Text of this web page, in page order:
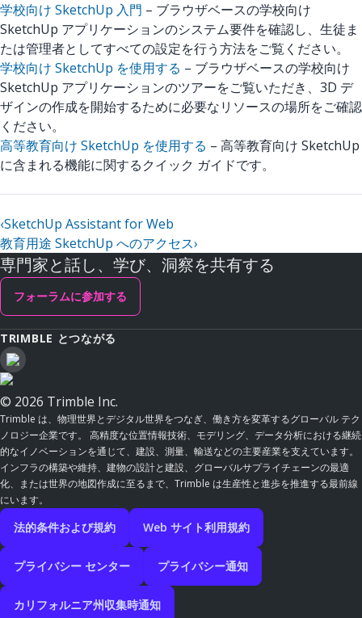
学校向け SketchUp 入門 – ブラウザベースの学校向け
SketchUp アプリケーションのシステム要件を確認し、生徒ま
たは管理者としてすべての設定を行う方法をご覧ください。
学校向け SketchUp を使用する – ブラウザベースの学校向け
SketchUp アプリケーションのツアーをご覧いただき、3D デ
ザインの作成を開始するために必要なリソースの場所をご確認
ください。
高等教育向け SketchUp を使用する – 高等教育向け SketchUp
に含まれる機能に関するクイック ガイドです。
‹SketchUp Assistant for Web
教育用途 SketchUp へのアクセス›
専門家と話し、学び、洞察を共有する
フォーラムに参加する
TRIMBLE とつながる
© 2026 Trimble Inc.
Trimble は、物理世界とデジタル世界をつなぎ、働き方を変革するグローバル テク
ノロジー企業です。 高精度な位置情報技術、モデリング、データ分析における継続
的なイノベーションを通じて、建設、測量、輸送などの主要産業を支えています。
インフラの構築や維持、建物の設計と建設、グローバルサプライチェーンの最適
化、または世界の地図作成に至るまで、Trimble は生産性と進歩を推進する最前線
にいます。
法的条件および規約 Web サイト利用規約
プライバシー センター プライバシー通知
カリフォルニア州収集時通知